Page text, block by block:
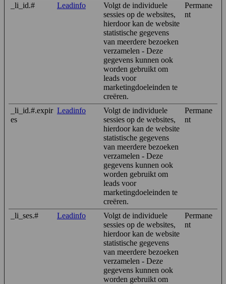
_li_id.# Leadinfo
Volgt de individuele
sessies op de websites,
hierdoor kan de website
statistische gegevens
van meerdere bezoeken
verzamelen - Deze
gegevens kunnen ook
worden gebruikt om
leads voor
marketingdoeleinden te
creëren.
Permane
nt
_li_id.#.expir
es
Leadinfo
Volgt de individuele
sessies op de websites,
hierdoor kan de website
statistische gegevens
van meerdere bezoeken
verzamelen - Deze
gegevens kunnen ook
worden gebruikt om
leads voor
marketingdoeleinden te
creëren.
Permane
nt
_li_ses.# Leadinfo
Volgt de individuele
sessies op de websites,
hierdoor kan de website
statistische gegevens
van meerdere bezoeken
verzamelen - Deze
gegevens kunnen ook
worden gebruikt om
Permane
nt